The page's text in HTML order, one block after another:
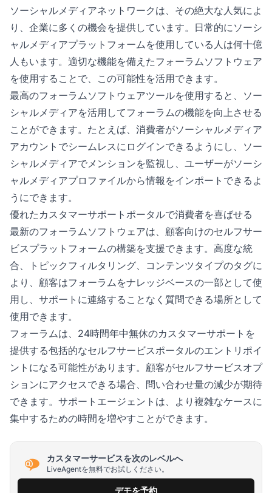
ソーシャルメディアネットワークは、その絶大な人気によ
り、企業に多くの機会を提供しています。日常的にソーシ
ャルメディアプラットフォームを使用している人は何十億
人もいます。適切な機能を備えたフォーラムソフトウェア
を使用することで、この可能性を活用できます。
最高のフォーラムソフトウェアツールを使用すると、ソー
シャルメディアを活用してフォーラムの機能を向上させる
ことができます。たとえば、消費者がソーシャルメディア
アカウントでシームレスにログインできるようにし、ソー
シャルメディアでメンションを監視し、ユーザーがソーシ
ャルメディアプロファイルから情報をインポートできるよ
うにできます。
優れたカスタマーサポートポータルで消費者を喜ばせる
最新のフォーラムソフトウェアは、顧客向けのセルフサー
ビスプラットフォームの構築を支援できます。高度な統
合、トピックフィルタリング、コンテンツタイプのタグに
より、顧客はフォーラムをナレッジベースの一部として使
用し、サポートに連絡することなく質問できる場所として
使用できます。
フォーラムは、24時間年中無休のカスタマーサポートを
提供する包括的なセルフサービスポータルのエントリポイ
ントになる可能性があります。顧客がセルフサービスオプ
ションにアクセスできる場合、問い合わせ量の減少が期待
できます。サポートエージェントは、より複雑なケースに
集中するための時間を増やすことができます。
カスタマーサービスを次のレベルへ
LiveAgentを無料でお試しください。
デモを予約